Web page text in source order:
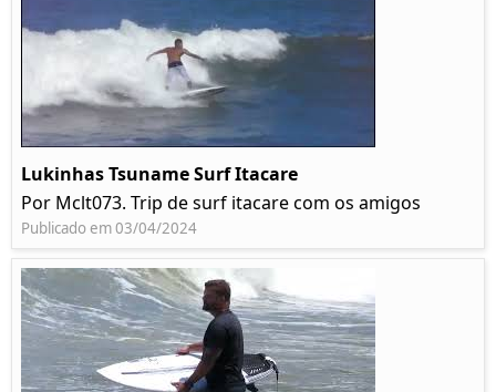
Lukinhas Tsuname Surf Itacare
Por Mclt073. Trip de surf itacare com os amigos
Publicado em 03/04/2024